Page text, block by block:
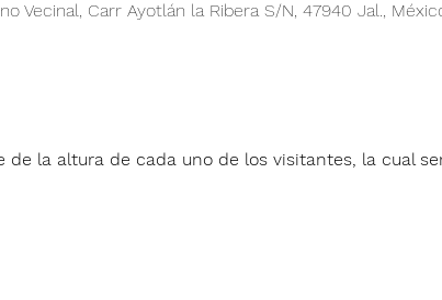
Vecinal, Carr Ayotlán la Ribera S/N, 47940 Jal.,
de la altura de cada uno de los visitantes, la cual